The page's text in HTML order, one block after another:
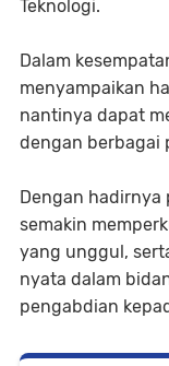
Teknologi.
Dalam
menyampaikan
nantinya dapat
dengan berbagai
Dengan hadirnya
semakin
yang unggul,
nyata dalam
pengabdian